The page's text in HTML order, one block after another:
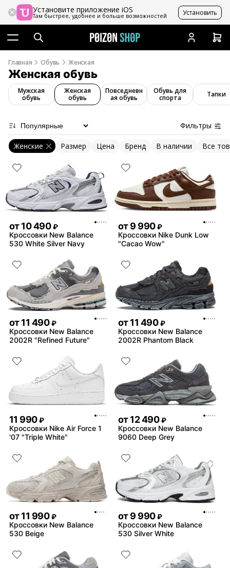
Установите приложение iOS
Там быстрее, удобнее и больше возможностей Установить
Главная Обувь Женская
Женская обувь
Мужская
обувь
Женская
обувь
Повседневн
ая обувь
Обувь для
спорта
Тапки
Фильтры
Размер Цена
Женские Бренд В наличии Все
от10 490 ₽
Кроссовки New Balance
530 White Silver Navy
от9 990 ₽
Кроссовки Nike Dunk Low
"Cacao Wow"
от11 490 ₽
Кроссовки New Balance
2002R "Refined Future"
от11 490 ₽
Кроссовки New Balance
2002R Phantom Black
11 990 ₽
Кроссовки Nike Air Force 1
'07 "Triple White"
от12 490 ₽
Кроссовки New Balance
9060 Deep Grey
от11 990 ₽
Кроссовки New Balance
530 Beige
от9 990 ₽
Кроссовки New Balance
530 Silver White